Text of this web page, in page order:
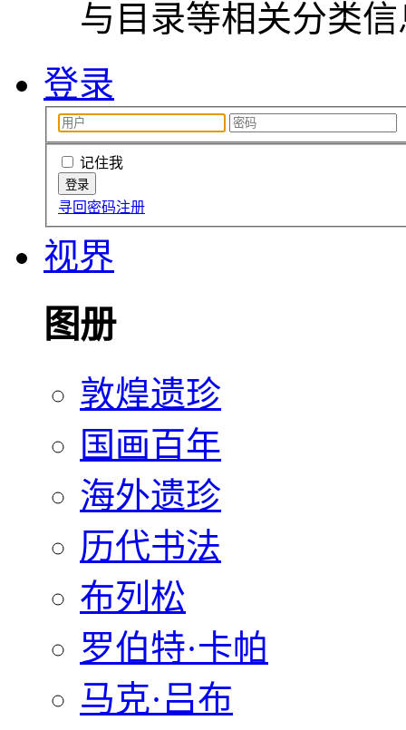
与目录等相关分类
登录
记住我
寻回密码注册
视界
图册
敦煌遗珍
国画百年
海外遗珍
历代书法
布列松
罗伯特·卡帕
马克·吕布